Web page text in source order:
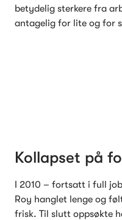
betydelig sterkere fra
antagelig for lite og for
Kollapset på
I 2010 – fortsatt i full
Roy hanglet lenge og
frisk. Til slutt oppsøkte